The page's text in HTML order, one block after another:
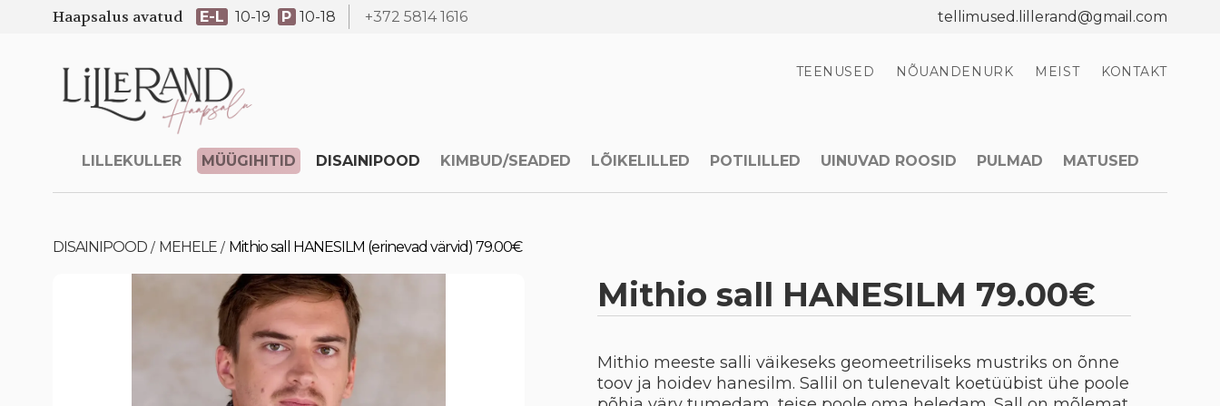
Haapsalus avatud E-L 10-19 P 10-18 +372 5814 1616 tellimused.lillerand@gmail.com
TEENUSED NÕUANDENURK MEIST KONTAKT
LILLEKULLER MÜÜGIHITID DISAINIPOOD KIMBUD/SEADED LÕIKELILLED POTILILLED UINUVAD ROOSID PULMAD MATUSED
DISAINIPOOD / MEHELE / Mithio sall HANESILM (erinevad värvid) 79.00€
Mithio sall HANESILM 79.00€
Mithio meeste salli väikeseks geomeetriliseks mustriks on õnne
toov ja hoidev hanesilm. Sallil on tulenevalt koetüübist ühe poole